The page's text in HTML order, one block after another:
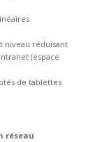
niveau réduisant
(espace
de tablettes
réseau